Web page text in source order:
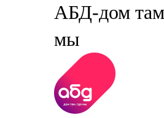
АБД-дом
мы